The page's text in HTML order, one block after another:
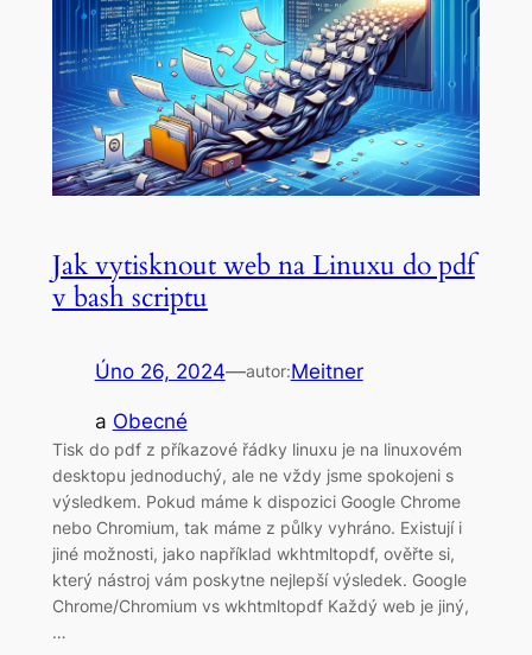
Jak vytisknout web na Linuxu do pdf
v bash scriptu
Úno 26, 2024—autor:Meitner
a Obecné
Tisk do pdf z příkazové řádky linuxu je na linuxovém
desktopu jednoduchý, ale ne vždy jsme spokojeni s
výsledkem. Pokud máme k dispozici Google Chrome
nebo Chromium, tak máme z půlky vyhráno. Existují i
jiné možnosti, jako například wkhtmltopdf, ověřte si,
který nástroj vám poskytne nejlepší výsledek. Google
Chrome/Chromium vs wkhtmltopdf Každý web je jiný,
…